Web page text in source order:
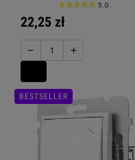
5.0
22,25 zł
− +
BESTSELLER